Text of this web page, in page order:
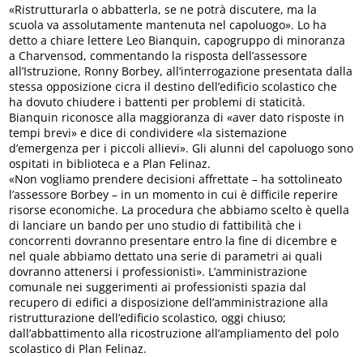
«Ristrutturarla o abbatterla, se ne potrà discutere, ma la
scuola va assolutamente mantenuta nel capoluogo». Lo ha
detto a chiare lettere Leo Bianquin, capogruppo di minoranza
a Charvensod, commentando la risposta dell’assessore
all’Istruzione, Ronny Borbey, all’interrogazione presentata dalla
stessa opposizione cicra il destino dell’edificio scolastico che
ha dovuto chiudere i battenti per problemi di staticità.
Bianquin riconosce alla maggioranza di «aver dato risposte in
tempi brevi» e dice di condividere «la sistemazione
d’emergenza per i piccoli allievi». Gli alunni del capoluogo sono
ospitati in biblioteca e a Plan Felinaz.
«Non vogliamo prendere decisioni affrettate – ha sottolineato
l’assessore Borbey – in un momento in cui è difficile reperire
risorse economiche. La procedura che abbiamo scelto è quella
di lanciare un bando per uno studio di fattibilità che i
concorrenti dovranno presentare entro la fine di dicembre e
nel quale abbiamo dettato una serie di parametri ai quali
dovranno attenersi i professionisti». L’amministrazione
comunale nei suggerimenti ai professionisti spazia dal
recupero di edifici a disposizione dell’amministrazione alla
ristrutturazione dell’edificio scolastico, oggi chiuso;
dall’abbattimento alla ricostruzione all’ampliamento del polo
scolastico di Plan Felinaz.